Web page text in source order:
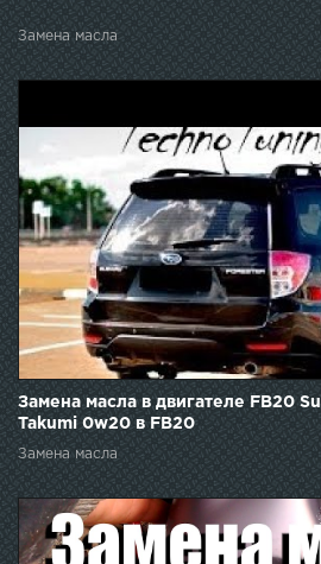
Замена масла
Замена масла в двигателе FB20
Takumi 0w20 в FB20
Замена масла